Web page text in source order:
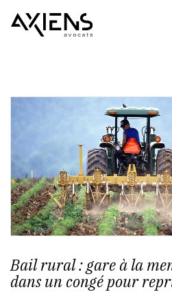
Bail rural : gare à la
dans un congé pour